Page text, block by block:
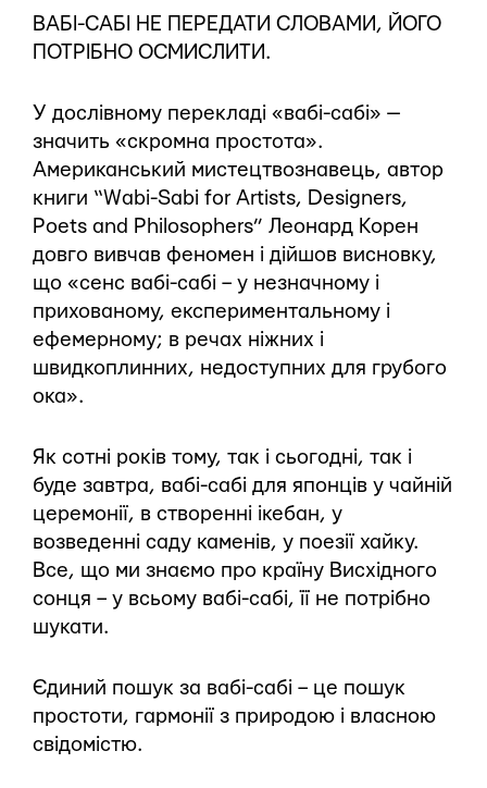
ВАБІ-САБІ НЕ ПЕРЕДАТИ СЛОВАМИ, ЙОГО
ПОТРІБНО ОСМИСЛИТИ.
У дослівному перекладі «вабі-сабі» —
значить «скромна простота».
Американський мистецтвознавець, автор
книги “Wabi-Sabi for Artists, Designers,
Poets and Philosophers” Леонард Корен
довго вивчав феномен і дійшов висновку,
що «сенс вабі-сабі – у незначному і
прихованому, експериментальному і
ефемерному; в речах ніжних і
швидкоплинних, недоступних для грубого
ока».
Як сотні років тому, так і сьогодні, так і
буде завтра, вабі-сабі для японців у чайній
церемонії, в створенні ікебан, у
возведенні саду каменів, у поезії хайку.
Все, що ми знаємо про країну Висхідного
сонця – у всьому вабі-сабі, її не потрібно
шукати.
Єдиний пошук за вабі-сабі – це пошук
простоти, гармонії з природою і власною
свідомістю.